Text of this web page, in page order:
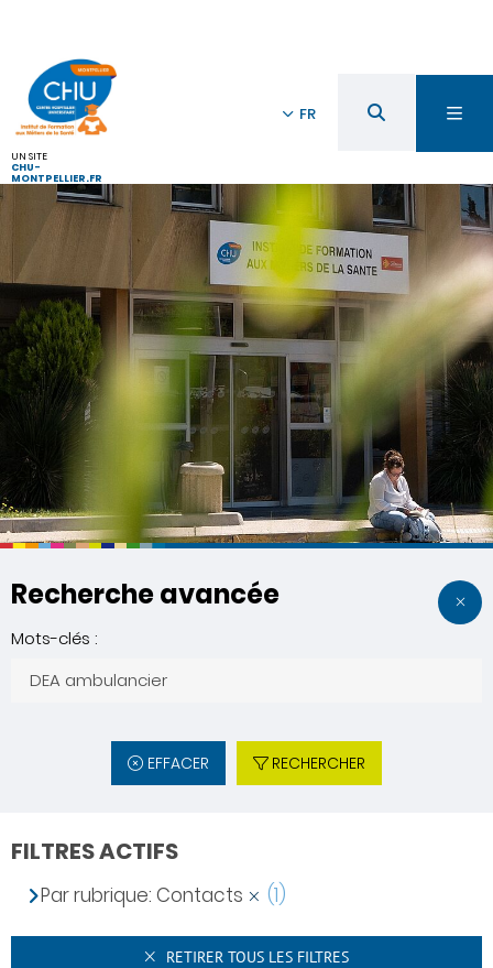
UN SITE
CHU-
MONTPELLIER.FR
FR
Recherche avancée
Mots-clés :
EFFACER RECHERCHER
FILTRES ACTIFS
Par rubrique: Contacts (1)
RETIRER TOUS LES FILTRES